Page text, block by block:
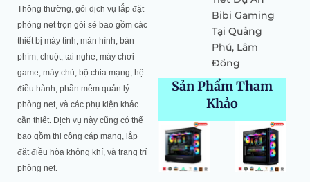
Thông thường, gói dịch vụ lắp đặt
phòng net trọn gói sẽ bao gồm các
thiết bị máy tính, màn hình, bàn
phím, chuột, tai nghe, máy chơi
game, máy chủ, bộ chia mạng, hệ
điều hành, phần mềm quản lý
phòng net, và các phụ kiện khác
cần thiết. Dịch vụ này cũng có thể
bao gồm thi công cáp mạng, lắp
đặt điều hòa không khí, và trang trí
phòng net.
Bibi Gaming
Tại Quảng
Phú, Lâm
Đồng
Sản Phẩm Tham
Khảo
64.500.000 ₫.
hiện
là:
Giá
gốc
là:
Giá
hiện
Giá
gốc
là:
52.530.000 ₫.
Giá
hiện
tại
là:
gốc
là:
48.900.000 ₫.
Giá
hiện
tại